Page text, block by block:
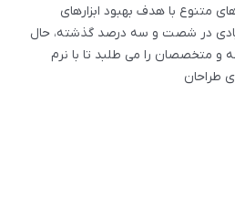
متنوع با هدف بهبود ابزارهای
در شصت و سه درصد گذشته، حال
و متخصصان را می طلبد تا با نرم
طراحان